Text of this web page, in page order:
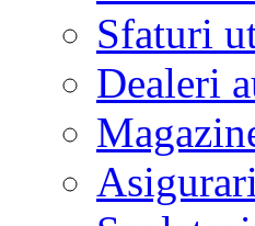
Sfaturi
Dealeri